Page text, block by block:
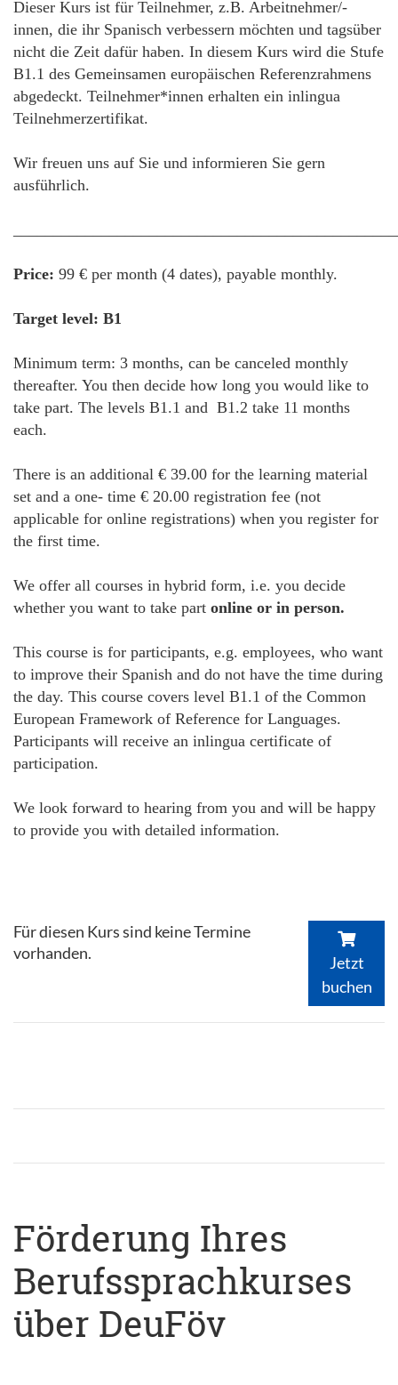
Dieser Kurs ist für Teilnehmer, z.B. Arbeitnehmer/-
innen, die ihr Spanisch verbessern möchten und tagsüber
nicht die Zeit dafür haben. In diesem Kurs wird die Stufe
B1.1 des Gemeinsamen europäischen Referenzrahmens
abgedeckt. Teilnehmer*innen erhalten ein inlingua
Teilnehmerzertifikat.
Wir freuen uns auf Sie und informieren Sie gern
ausführlich.
Price: 99 € per month (4 dates), payable monthly.
Target level: B1
Minimum term: 3 months, can be canceled monthly
thereafter. You then decide how long you would like to
take part. The levels B1.1 and B1.2 take 11 months
each.
There is an additional € 39.00 for the learning material
set and a one- time € 20.00 registration fee (not
applicable for online registrations) when you register for
the first time.
We offer all courses in hybrid form, i.e. you decide
whether you want to take part online or in person.
This course is for participants, e.g. employees, who want
to improve their Spanish and do not have the time during
the day. This course covers level B1.1 of the Common
European Framework of Reference for Languages.
Participants will receive an inlingua certificate of
participation.
We look forward to hearing from you and will be happy
to provide you with detailed information.
Für diesen Kurs sind keine Termine
vorhanden.
Jetzt
buchen
Förderung Ihres
Berufssprachkurses
über DeuFöv